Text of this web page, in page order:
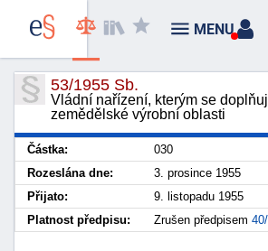
53/1955 Sb.
Vládní nařízení, kterým se
zemědělské výrobní oblasti
Částka:
030
Rozeslána dne:
3. prosince 1955
Přijato:
9. listopadu 1955
Platnost předpisu:
Zrušen předpisem
MENU